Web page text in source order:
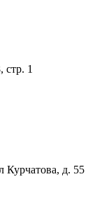
стр. 1
Курчатова, д. 55